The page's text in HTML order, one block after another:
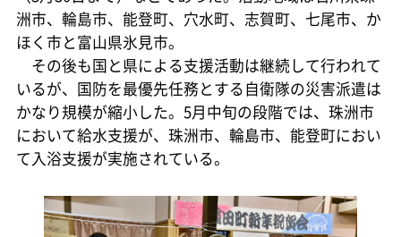
洲市、輪島市、能登町、穴水町、志賀町、七尾市、か
ほく市と富山県氷見市。
その後も国と県による支援活動は継続して行われて
いるが、国防を最優先任務とする自衛隊の災害派遣は
かなり規模が縮小した。5月中旬の段階では、珠洲市
において給水支援が、珠洲市、輪島市、能登町におい
て入浴支援が実施されている。